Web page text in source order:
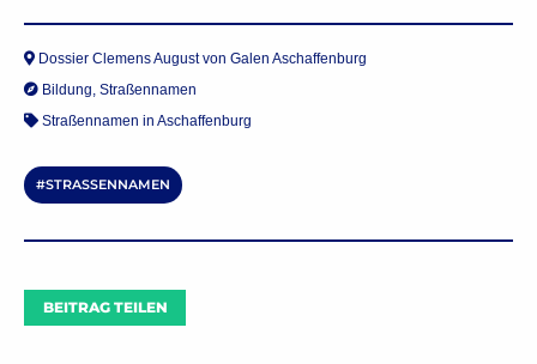
Dossier Clemens August von Galen Aschaffenburg
Bildung, Straßennamen
Straßennamen in Aschaffenburg
STRASSENNAMEN
BEITRAG TEILEN